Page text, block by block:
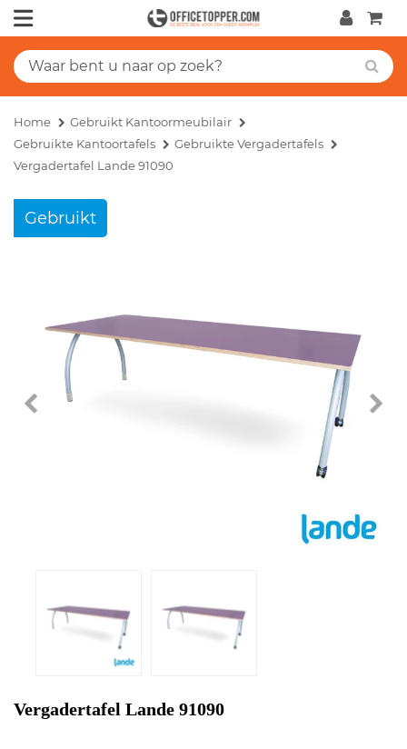
Home
Gebruikt Kantoormeubilair
Gebruikte Kantoortafels
Gebruikte Vergadertafels
Vergadertafel Lande 91090
Gebruikt
Vergadertafel Lande 91090